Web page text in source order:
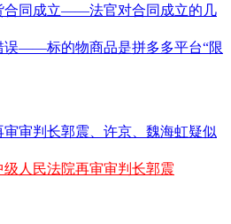
合同成立——法官对合同成立的几
误——标的物商品是拼多多平台“限
审判长郭震、许京、魏海虹疑似
人民法院再审审判长郭震